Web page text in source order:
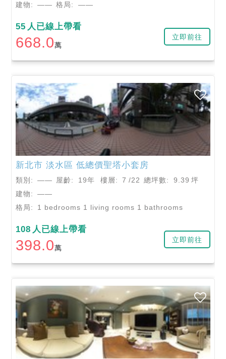
建物:
—— 格局: ——
55 人已線上帶看
668.0萬
立即前往
新北市 淡水區 低總價聖塔小套房
類別: —— 屋齡: 19年 樓層: 7 /22 總坪數: 9.39 坪
建物:
——
格局:
1 bedrooms 1 living rooms 1 bathrooms
108 人已線上帶看
398.0萬
立即前往